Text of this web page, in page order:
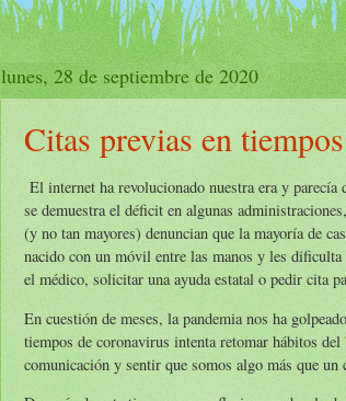
lunes, 28 de septiembre de 2020
Citas previas en
El internet ha revolucionado nuestra era y
se demuestra el déficit en algunas
(y no tan mayores) denuncian que la mayoría de
nacido con un móvil entre las manos y les
el médico, solicitar una ayuda estatal o pedir cita
En cuestión de meses, la pandemia nos ha
tiempos de coronavirus intenta retomar hábitos del
comunicación y sentir que somos algo más que un